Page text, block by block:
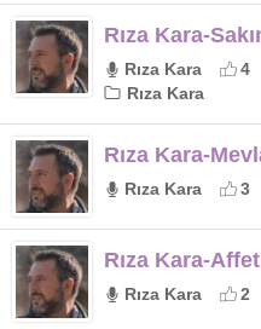
Rıza Kara-
Rıza Kara 4
Rıza Kara
Rıza Kara-
Rıza Kara 3
Rıza Kara-
Rıza Kara 2